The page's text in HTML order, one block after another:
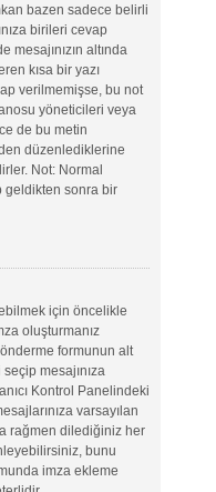
bazen sadece belirli
birileri cevap
altında
kısa bir yazı
verilmemişse, bu not
yöneticileri veya
de bu metin
düzenlediklerine
Not: Normal
geldikten sonra bir
için öncelikle
oluşturmanız
formunun alt
mesajınıza
Kontrol Panelindeki
varsayılan
rağmen dilediğiniz her
bunu
imza ekleme